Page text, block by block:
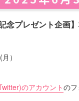
念プレゼント企
）
のアカウントの